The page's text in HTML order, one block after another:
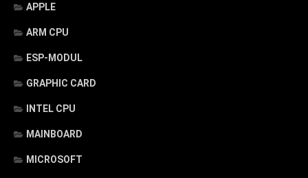
APPLE
ARM CPU
ESP-MODUL
GRAPHIC CARD
INTEL CPU
MAINBOARD
MICROSOFT